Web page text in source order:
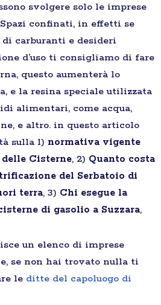
svolgere solo le imprese
confinati, in effetti se
carburanti e desideri
d’uso ti consigliamo di fare
questo aumenterà lo
e la resina speciale utilizzata
alimentari, come acqua,
e altro. in questo articolo
sulla 1) normativa vigente
Cisterne, 2) Quanto costa
del Serbatoio di
terra, 3) Chi esegue la
di gasolio a Suzzara,
un elenco di imprese
se non hai trovato nulla ti
le ditte del capoluogo di